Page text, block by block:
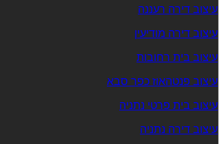
עיצוב דירה רעננה
עיצוב דירה מודיעין
עיצוב בית רחובות
עיצוב פנטהאוז כפר סבא
עיצוב בית פרטי נתניה
עיצוב דירה נתניה